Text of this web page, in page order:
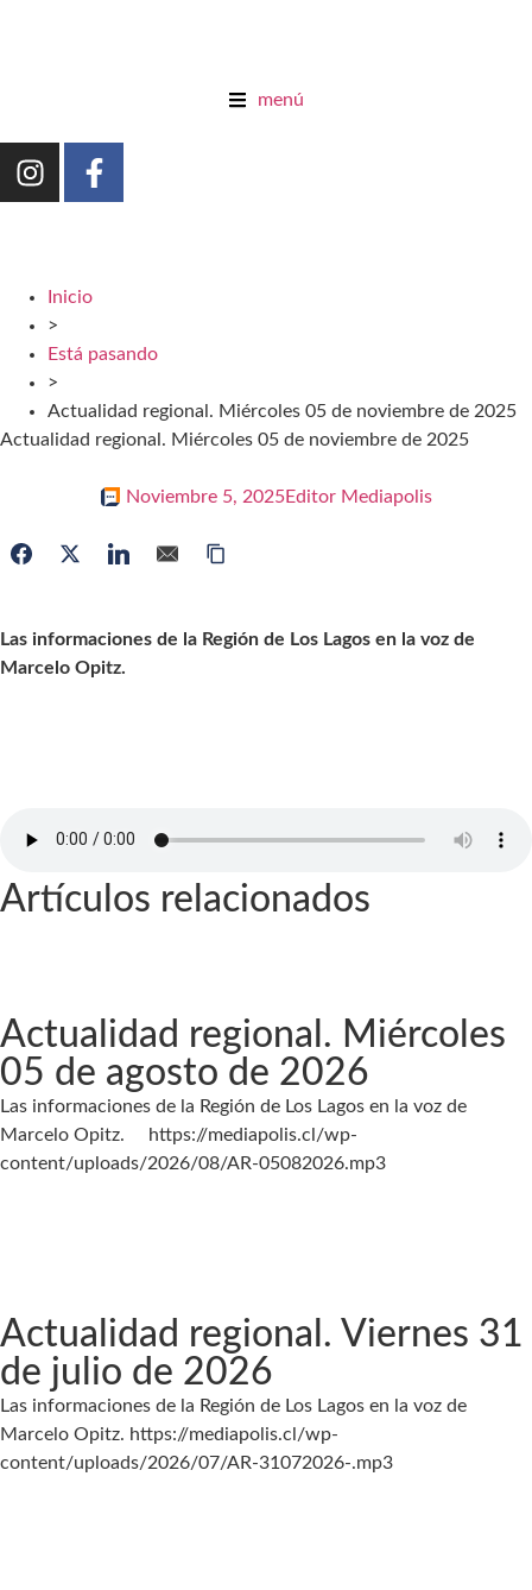
menú
Inicio
>
Está pasando
>
Actualidad regional. Miércoles 05 de noviembre de 2025
Actualidad regional. Miércoles 05 de noviembre de 2025
Noviembre 5, 2025Editor Mediapolis
Las informaciones de la Región de Los Lagos en la voz de
Marcelo Opitz.
Artículos relacionados
Actualidad regional. Miércoles
05 de agosto de 2026
Las informaciones de la Región de Los Lagos en la voz de
Marcelo Opitz. https://mediapolis.cl/wp-
content/uploads/2026/08/AR-05082026.mp3
Actualidad regional. Viernes 31
de julio de 2026
Las informaciones de la Región de Los Lagos en la voz de
Marcelo Opitz. https://mediapolis.cl/wp-
content/uploads/2026/07/AR-31072026-.mp3